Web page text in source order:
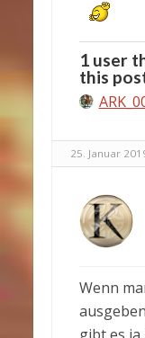
1 user
this
25. Januar
Wenn